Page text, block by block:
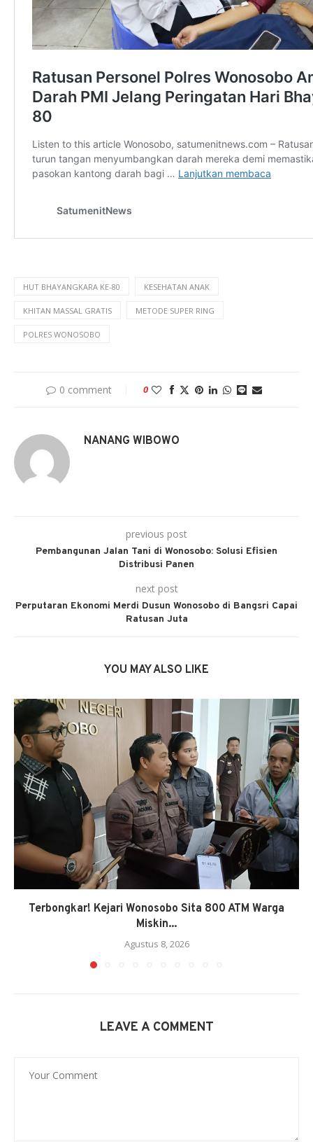
HUT BHAYANGKARA KE-80 KESEHATAN ANAK
KHITAN MASSAL GRATIS METODE SUPER RING
POLRES WONOSOBO
0 comment 0
NANANG WIBOWO
previous post
Pembangunan Jalan Tani di Wonosobo: Solusi Efisien
Distribusi Panen
next post
Perputaran Ekonomi Merdi Dusun Wonosobo di Bangsri Capai
Ratusan Juta
YOU MAY ALSO LIKE
Terbongkar! Kejari Wonosobo Sita 800 ATM Warga
Miskin...
Agustus 8, 2026
LEAVE A COMMENT